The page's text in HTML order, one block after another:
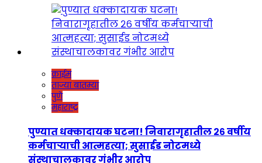
क्राईम
ताज्या बातम्या
पुणे
महाराष्ट्र
पुण्यात धक्कादायक घटना! निवारागृहातील २६ वर्षीय
कर्मचाऱ्याची आत्महत्या; सुसाईड नोटमध्ये
संस्थाचालकावर गंभीर आरोप